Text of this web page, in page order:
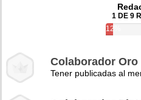
1 DE 9
12%
Colaborador Oro
Tener publicadas al